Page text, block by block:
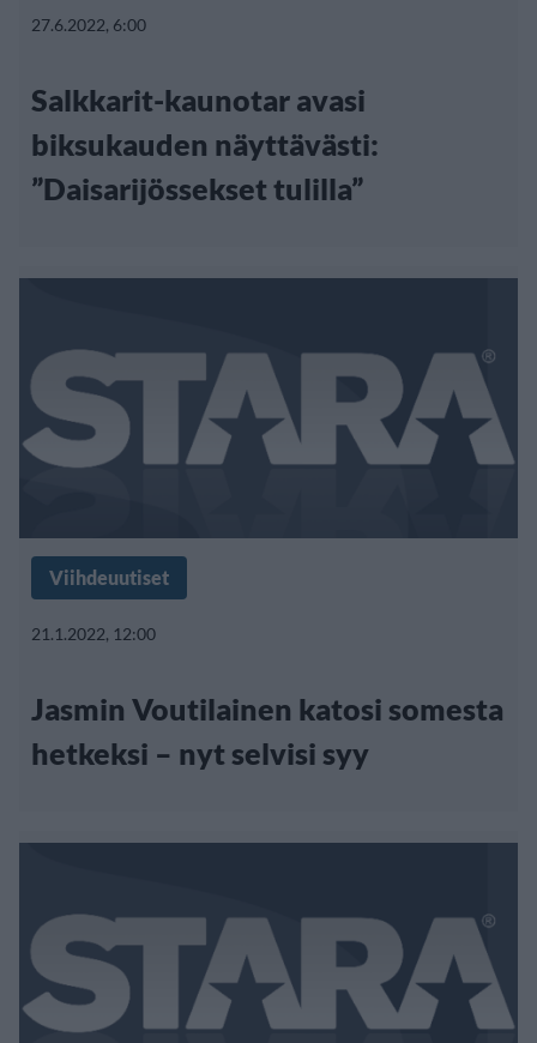
27.6.2022, 6:00
Salkkarit-kaunotar avasi
biksukauden näyttävästi:
”Daisarijössekset tulilla”
Viihdeuutiset
21.1.2022, 12:00
Jasmin Voutilainen katosi somesta
hetkeksi – nyt selvisi syy